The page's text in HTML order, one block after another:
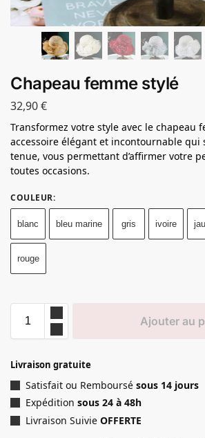
Chapeau femme stylé
32,90€
Transformez votre style avec le chapeau
accessoire élégant et incontournable qui
tenue, vous permettant d’affirmer votre
toutes occasions.
COULEUR:
blanc bleu marine gris ivoire
rouge
Ajouter au
Livraison gratuite
Satisfait ou Remboursé sous 14 jours
Expédition sous 24 à 48h
Livraison Suivie OFFERTE